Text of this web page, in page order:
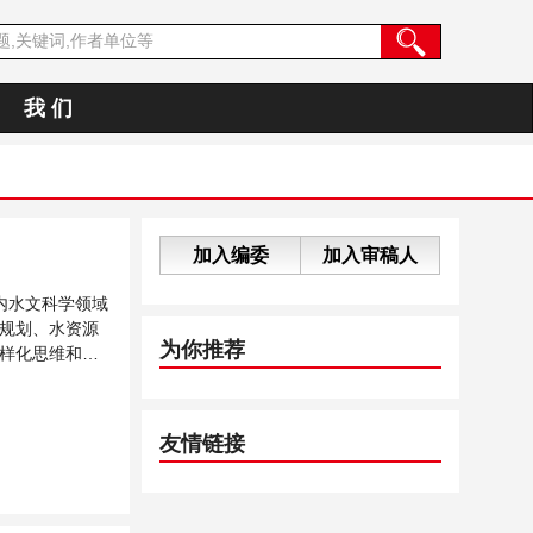
我 们
水文科学领域
划、水资源
化思维和严
加入编委 加入审稿人
为你推荐
友情链接